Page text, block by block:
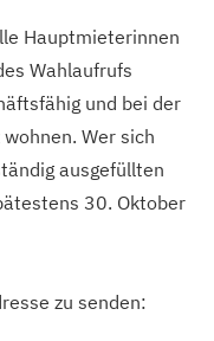
Hauptmieterinnen
Wahlaufrufs
und bei der
wohnen. Wer sich
ausgefüllten
30. Oktober
zu senden: